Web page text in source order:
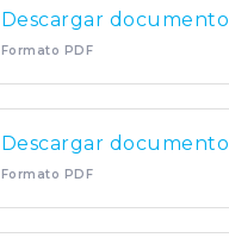
Descargar documento
Formato PDF
Descargar documento
Formato PDF